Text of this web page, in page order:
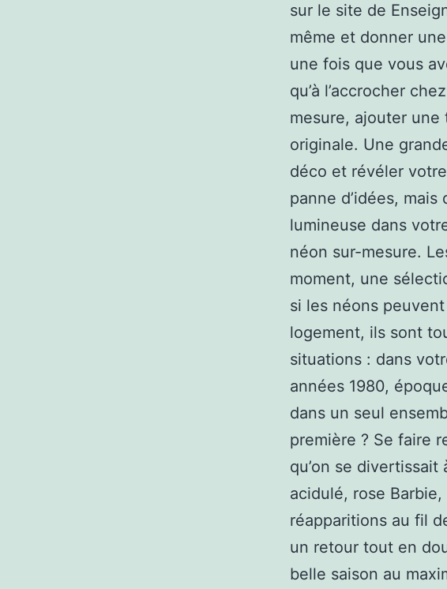
sur le site de
même et donner
une fois que vous
qu’à l’accrocher
mesure, ajouter
originale. Une
déco et révéler
panne d’idées,
lumineuse dans
néon sur-mesure.
moment, une
si les néons
logement, ils sont
situations : dans
années 1980,
dans un seul
première ? Se faire
qu’on se
acidulé, rose
réapparitions au fil
un retour tout en
belle saison au